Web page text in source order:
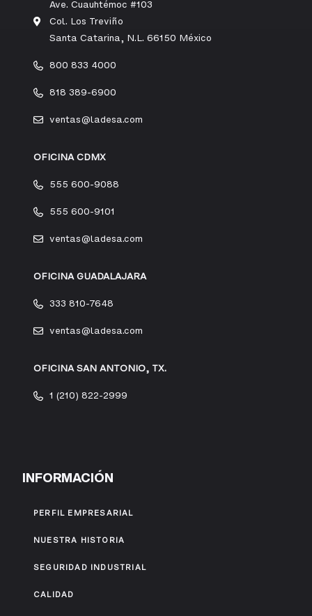
Ave. Cuauhtémoc #103
Col. Los Treviño
Santa Catarina, N.L. 66150 México
800 833 4000
818 389-6900
ventas@ladesa.com
OFICINA CDMX
555 600-9088
555 600-9101
ventas@ladesa.com
OFICINA GUADALAJARA
333 810-7648
ventas@ladesa.com
OFICINA SAN ANTONIO, TX.
1 (210) 822-2999
INFORMACIÓN
PERFIL EMPRESARIAL
NUESTRA HISTORIA
SEGURIDAD INDUSTRIAL
CALIDAD